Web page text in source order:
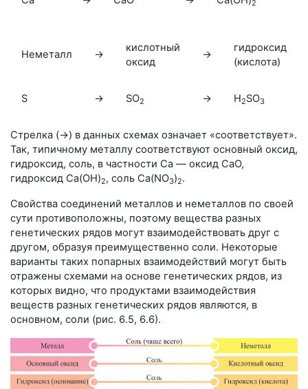
2
Неметалл →
кислотный
оксид
→
гидроксид
(кислота)
S → SO2 → Н2SO3
Стрелка (→) в данных схемах означает «соответствует».
Так, типичному металлу соответствуют основный оксид,
гидроксид, соль, в частности Са — оксид СаО,
гидроксид Са(ОН)2, соль Са(NO3)2.
Свойства соединений металлов и неметаллов по своей
сути противоположны, поэтому вещества разных
генетических рядов могут взаимодействовать друг с
другом, образуя преимущественно соли. Некоторые
варианты таких попарных взаимодействий могут быть
отражены схемами на основе генетических рядов, из
которых видно, что продуктами взаимодействия
веществ разных генетических рядов являются, в
основном, соли (рис. 6.5, 6.6).